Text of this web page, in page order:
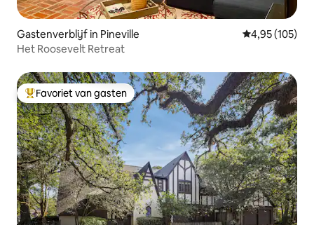
Gastenverblijf in Pineville Gemiddelde
4,95 (105)
Het Roosevelt Retreat
Topfavoriet van gasten
Favoriet van gasten